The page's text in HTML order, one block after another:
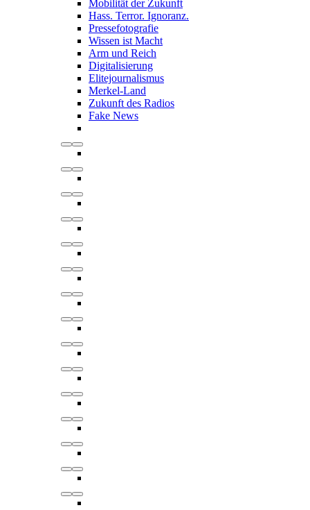
Mobilität der Zukunft
Hass. Terror. Ignoranz.
Pressefotografie
Wissen ist Macht
Arm und Reich
Digitalisierung
Elitejournalismus
Merkel-Land
Zukunft des Radios
Fake News